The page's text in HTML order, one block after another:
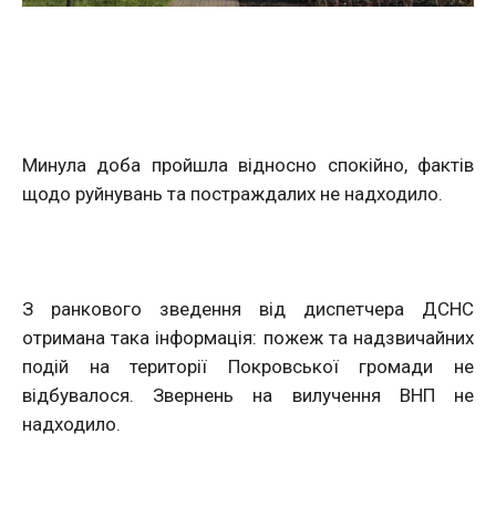
Минула доба пройшла відносно спокійно, фактів
щодо руйнувань та постраждалих не надходило.
З ранкового зведення від диспетчера ДСНС
отримана така інформація: пожеж та надзвичайних
подій на території Покровської громади не
відбувалося. Звернень на вилучення ВНП не
надходило.